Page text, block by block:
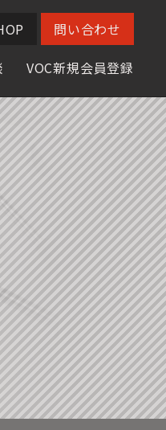
問い合わせ
VOC新規会員登録